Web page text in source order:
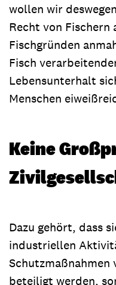
wollen wir
Recht von Fischern
Fischgründen
Fisch
Lebensunterhalt
Menschen
Keine
Dazu gehört, dass
industriellen
beteiligt werden,